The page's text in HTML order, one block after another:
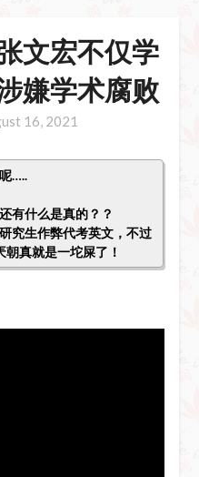
文宏不仅学
嫌学术腐败
16, 2021
…..
有什么是真的？？
究生作弊代考英文，不过
真就是一坨屎了！